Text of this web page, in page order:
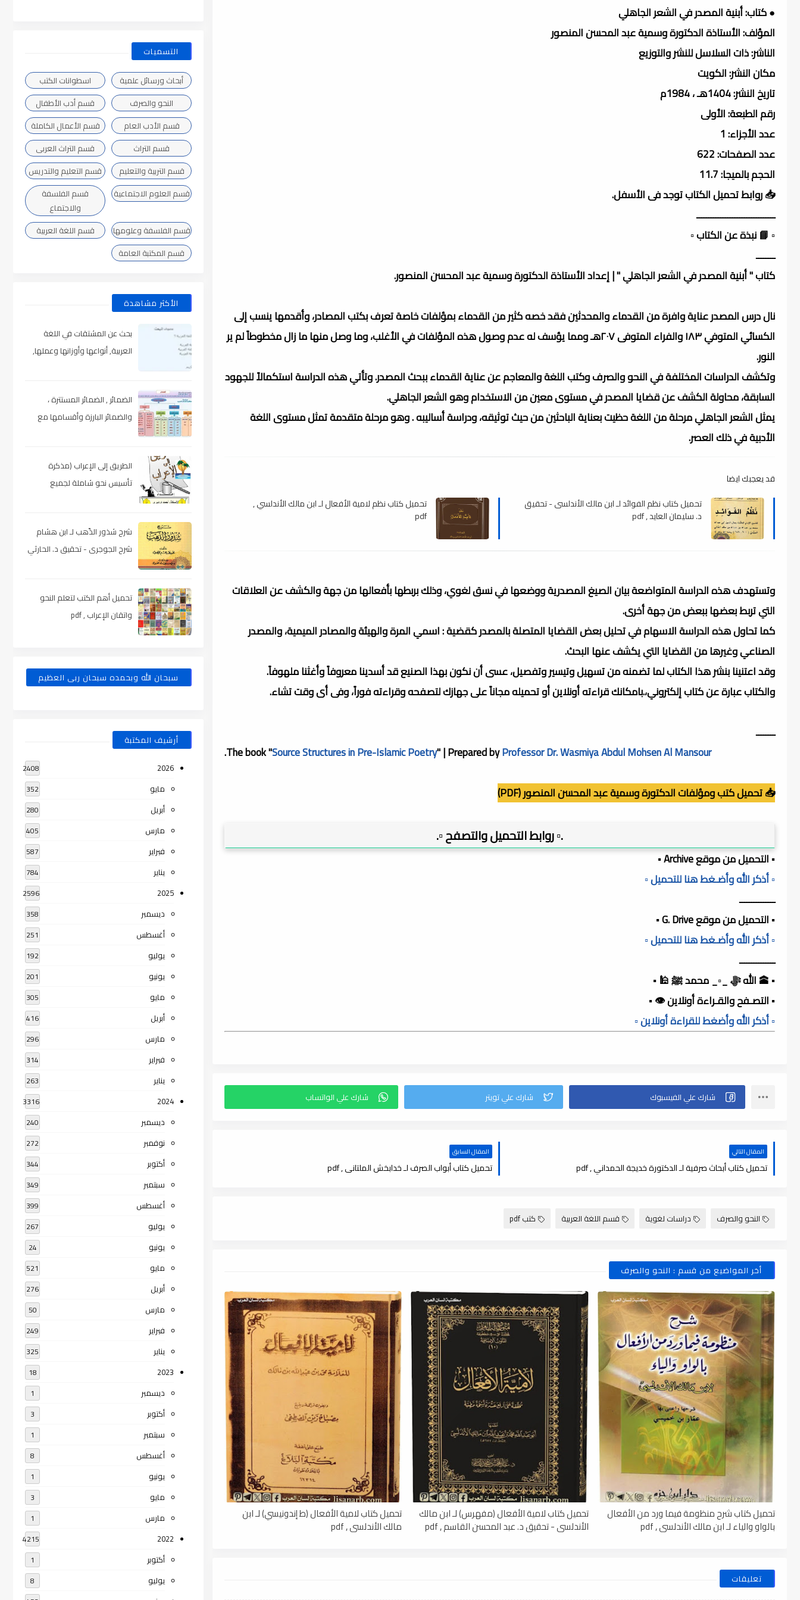
● كتاب: أبنية المصدر في الشعر الجاهلي
المؤلف: الأستاذة الدكتورة وسمية عبد المحسن المنصور
الناشر: ذات السلاسل للنشر والتوزيع
مكان النشر: الكويت
تاريخ النشر: 1404هـ ، 1984م
رقم الطبعة: الأولى
عدد الأجزاء: 1
عدد الصفحات: 622
الحجم بالميجا: 11.7
📥 روابط تحميل الكتاب توجد فى الأسفل.
ـــــــــــــــــــــــــــــــــ
▫️ 📘 نبذة عن الكتاب ▫️
ــــــــ
كتاب " أبنية المصدر في الشعر الجاهلي " | إعداد الأستاذة الدكتورة وسمية عبد المحسن المنصور.
نال درس المصدر عناية وافرة من القدماء والمحدثين فقد خصه كثير من القدماء بمؤلفات خاصة تعرف بكتب المصادر، وأقدمها ينسب إلى
الكسائي المتوفي ۱۸۳ والفراء المتوفى ٢٠٧هـ ومما يؤسف له عدم وصول هذه المؤلفات في الأغلب، وما وصل منها ما زال مخطوطاً لم ير
النور.
وتكشف الدراسات المختلفة في النحو والصرف وكتب اللغة والمعاجم عن عناية القدماء ببحث المصدر. وتأتي هذه الدراسة استكمالاً للجهود
السابقة، محاولة الكشف عن قضايا المصدر في مستوى معين من الاستخدام وهو الشعر الجاهلي.
يمثل الشعر الجاهلي مرحلة من اللغة حظيت بعناية الباحثين من حيث توثيقه، ودراسة أساليبه . وهو مرحلة متقدمة تمثل مستوى اللغة
الأدبية في ذلك العصر.
قد يعجبك ايضا
تحميل كتاب نظم الفوائد لـ ابن مالك الأندلسى - تحقيق
د. سليمان العايد , pdf
تحميل كتاب نظم لامية الأفعال لـ ابن مالك الأندلسي ,
pdf
وتستهدف هذه الدراسة المتواضعة بيان الصيغ المصدرية ووضعها في نسق لغوي، وذلك بربطها بأفعالها من جهة والكشف عن العلاقات
التي تربط بعضها ببعض من جهة أخرى.
كما تحاول هذه الدراسة الاسهام في تحليل بعض القضايا المتصلة بالمصدر كقضية : اسمي المرة والهيئة والمصادر الميمية، والمصدر
الصناعي وغيرها من القضايا التي يكشف عنها البحث.
وقد اعتنينا بنشر هذا الكتاب لما تضمنه من تسهيل وتيسير وتفصيل، عسى أن نكون بهذا الصنيع قد أسدينا معروفاً وأغثنا ملهوفاً.
والكتاب عبارة عن كتاب إلكتروني،.بامكانك قراءته أونلاين أو تحميله مجاناً على جهازك لتصفحه وقراءته فوراً، وفى أى وقت تشاء.
ــــــــ
The book "Source Structures in Pre-Islamic Poetry" | Prepared byProfessor Dr. Wasmiya Abdul Mohsen Al Mansour
.
📥 تحميل كتب ومؤلفات الدكتورة وسمية عبد المحسن المنصور (PDF)
.▫️ روابط التحميل والتصفح ▫️.
▪️ التحميل من موقع Archive ▪️
▫️ أذكر الله وأضـغط هنا للتحميل ▫️
ـــــــــــــــ
▪️ التحميل من موقع G. Drive ▪️
▫️ أذكر الله وأضـغط هنا للتحميل ▫️
ـــــــــــــــ
▪️ 🕋 الله ﷻ _▫️_ محمد ﷺ 🕌 ▪️
▪️ التصـفح والقـراءة أونلاين 👁️ ▪️
▫️ أذكر الله وأضغط للقراءة أونلاين ▫️
المقال التالي
تحميل كتاب أبحاث صرفية لـ الدكتورة خديجة الحمداني , pdf
المقال السابق
تحميل كتاب أبواب الصرف لـ خدابخش الملتانى , pdf
النحو والصرف دراسات لغوية قسم اللغة العربية كتب pdf
أخر المواضيع من قسم : النحو والصرف
تحميل كتاب شرح منظومة فيما ورد من الأفعال
بالواو والياء لـ ابن مالك الأندلسي , pdf
تحميل كتاب لامية الأفعال (مفهرس) لـ ابن مالك
الأندلسي - تحقيق د. عبد المحسن القاسم , pdf
تحميل كتاب لامية الأفعال (ط إندونيسي) لـ ابن
مالك الأندلسي , pdf
تعليقات
التسميات
أبحاث ورسائل علمية
اسطوانات الكتب
النحو والصرف
قسم أدب الأطفال
قسم الأدب العام
قسم الأعمال الكاملة
قسم التراث
قسم التراث العربى
قسم التربية والتعليم
قسم التعليم والتدريس
قسم العلوم الاجتماعية
قسم الفلسفة
والاجتماع
قسم الفلسفة وعلومها
قسم اللغة العربية
قسم المكتبة العامة
الأكثر مشاهدة
بحث عن المشتقات في اللغة
العربية, أنواعها وأوزانها وعملها,
الضمائر , الضمائر المستترة ،
والضمائر البارزة وأقسامها مع
الطريق إلى الإعراب (مذكرة
تأسيس نحو شاملة لجميع
شرح شذور الذّهب لـ ابن هشام
شرح الجوجرى - تحقيق د. الحارثي
تحميل أهم الكتب لتعلم النحو
واتقان الإعراب , pdf
سبحان الله وبحمده سبحان ربى العظيم
أرشيف المكتبة
2026
2408
مايو 352
أبريل 280
مارس 405
فبراير 587
يناير 784
2025
2596
ديسمبر 358
أغسطس 251
يوليو 192
يونيو 201
مايو 305
أبريل 416
مارس 296
فبراير 314
يناير 263
2024
3316
ديسمبر 240
نوفمبر 272
أكتوبر 344
سبتمبر 349
أغسطس 399
يوليو 267
يونيو 24
مايو 521
أبريل 276
مارس 50
فبراير 249
يناير 325
2023
18
ديسمبر 1
أكتوبر 3
سبتمبر 1
أغسطس 8
يونيو 1
مايو 3
مارس 1
2022
4215
أكتوبر 1
يوليو 8